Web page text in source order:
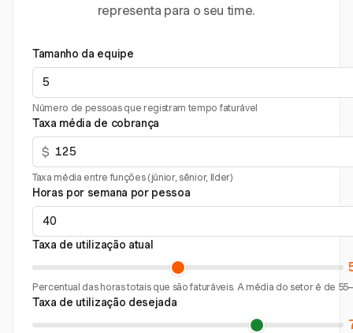
representa para o seu time.
Tamanho da equipe
Número de pessoas que registram tempo faturável
Taxa média de cobrança
$
Taxa média entre funções (júnior, sênior, líder)
Horas por semana por pessoa
Taxa de utilização atual
Percentual das horas totais que são faturáveis. A média do setor é de
Taxa de utilização desejada